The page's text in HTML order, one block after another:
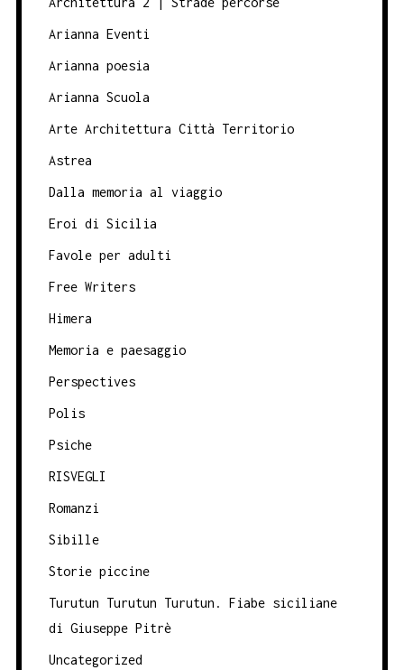
Arianna Eventi
Arianna poesia
Arianna Scuola
Arte Architettura Città Territorio
Astrea
Dalla memoria al viaggio
Eroi di Sicilia
Favole per adulti
Free Writers
Himera
Memoria e paesaggio
Perspectives
Polis
Psiche
RISVEGLI
Romanzi
Sibille
Storie piccine
Turutun Turutun Turutun. Fiabe siciliane
di Giuseppe Pitrè
Uncategorized